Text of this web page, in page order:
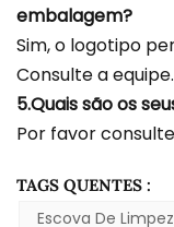
embalagem?
Sim, o logotipo
Consulte a equipe.
5.Quais são os
Por favor
TAGS QUENTES :
Escova De